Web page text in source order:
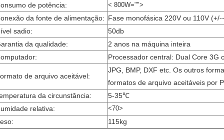
de potência:
< 800W="">
da fonte de alimentação: Fase monofásica 220V ou 110V
sadio:
50db
da qualidade:
2 anos na máquina inteira
Processador central: Dual Core 3G
de arquivo aceitável:
JPG, BMP, DXF etc. Os outros
formatos de arquivo aceitáveis por
da circunstância:
5-35℃
relativa:
<70>
115kg